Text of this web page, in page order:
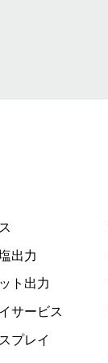
出力
ト出力
サービス
プレイ